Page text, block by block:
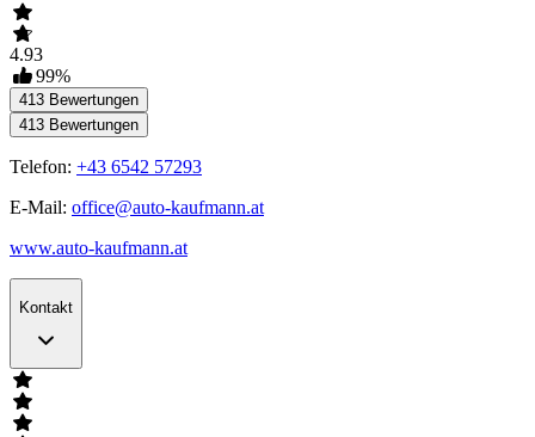
4.93
99%
413 Bewertungen
413 Bewertungen
Telefon: +43 6542 57293
E-Mail: office@auto-kaufmann.at
www.auto-kaufmann.at
Kontakt